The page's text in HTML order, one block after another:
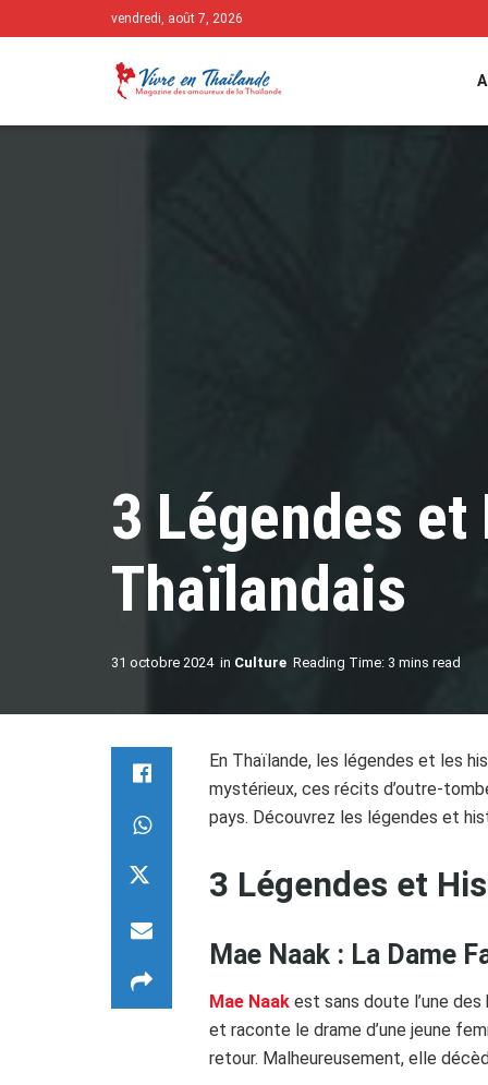
vendredi, août 7, 2026
3 Légendes
Thaïlandais
31 octobre 2024 in Culture Reading Time: 3 mins read
En Thaïlande, les légendes et les
mystérieux, ces récits d’outre-
pays. Découvrez les légendes et
3 Légendes et
Mae Naak : La Dame
Mae Naak est sans doute l’une
et raconte le drame d’une jeune
retour. Malheureusement, elle